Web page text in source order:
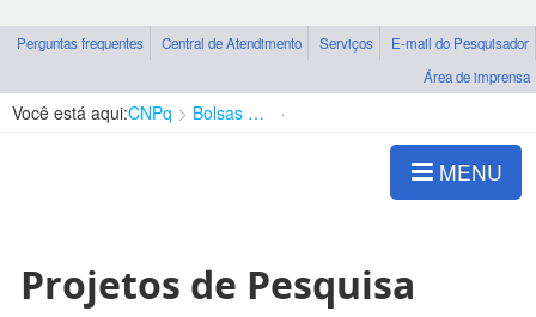
Perguntas frequentes Central de Atendimento Serviços
E-mail do Pesquisador
Área de imprensa
Você está aqui:CNPq Bolsas e Auxílios Vigentes
MENU
Projetos de Pesquisa